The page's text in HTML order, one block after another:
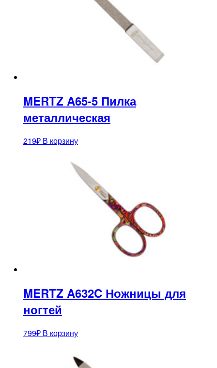
MERTZ A65-5 Пилка
металлическая
219₽ В корзину
MERTZ A632C Ножницы для
ногтей
799₽ В корзину